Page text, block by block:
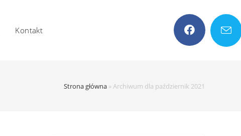
Kontakt
Strona główna » Archiwum dla październik 2021